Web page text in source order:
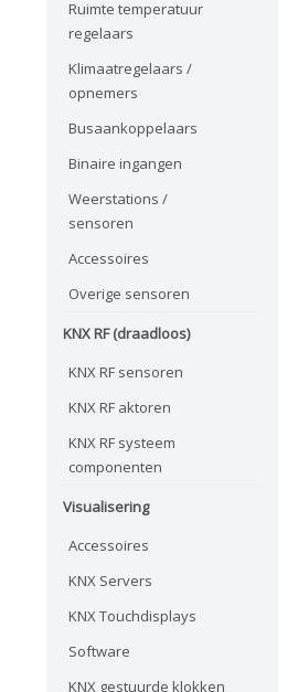
Ruimte temperatuur
regelaars
Klimaatregelaars /
opnemers
Busaankoppelaars
Binaire ingangen
Weerstations /
sensoren
Accessoires
Overige sensoren
KNX RF (draadloos)
KNX RF sensoren
KNX RF aktoren
KNX RF systeem
componenten
Visualisering
Accessoires
KNX Servers
KNX Touchdisplays
Software
KNX gestuurde klokken